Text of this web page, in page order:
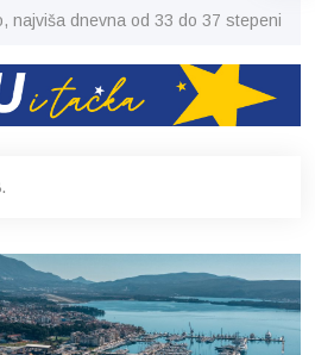
najviša dnevna od 33 do 37 stepeni